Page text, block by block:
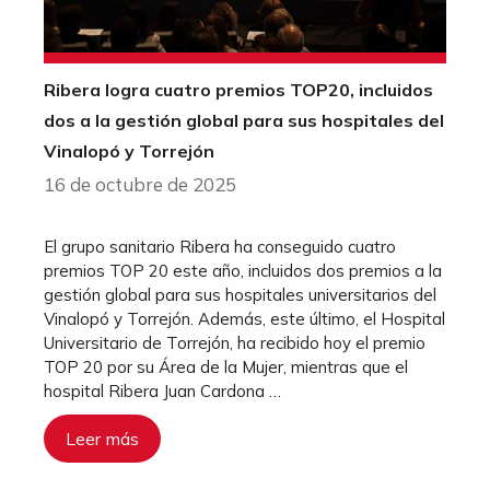
Ribera logra cuatro premios TOP20, incluidos
dos a la gestión global para sus hospitales del
Vinalopó y Torrejón
16 de octubre de 2025
El grupo sanitario Ribera ha conseguido cuatro
premios TOP 20 este año, incluidos dos premios a la
gestión global para sus hospitales universitarios del
Vinalopó y Torrejón. Además, este último, el Hospital
Universitario de Torrejón, ha recibido hoy el premio
TOP 20 por su Área de la Mujer, mientras que el
hospital Ribera Juan Cardona …
Leer más